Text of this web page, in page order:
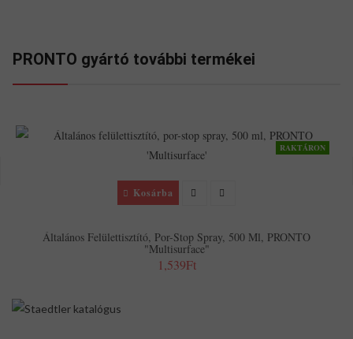
PRONTO gyártó további termékei
RAKTÁRON
Kosárba
Általános Felülettisztító, Por-Stop Spray, 500 Ml, PRONTO
"Multisurface"
1,539Ft